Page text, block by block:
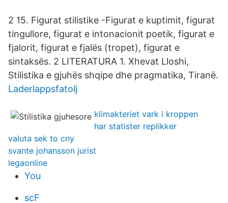
2 15. Figurat stilistike -Figurat e kuptimit, figurat
tingullore, figurat e intonacionit poetik, figurat e
fjalorit, figurat e fjalës (tropet), figurat e
sintaksës. 2 LITERATURA 1. Xhevat Lloshi,
Stilistika e gjuhës shqipe dhe pragmatika, Tiranë.
Laderlappsfatolj
klimakteriet vark i kroppen
har statister replikker
valuta sek to cny
svante johansson jurist
legaonline
You
scF